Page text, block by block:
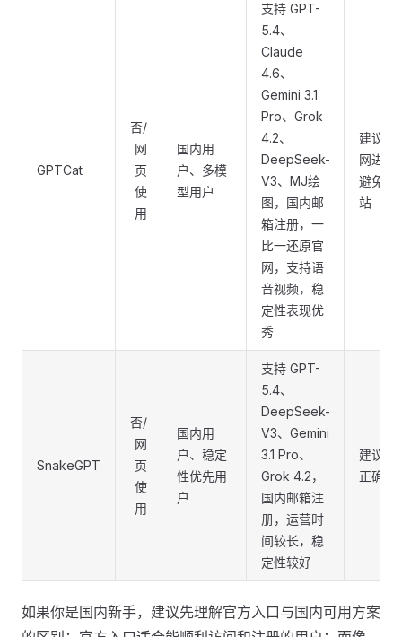
GPTCat
否/
网
页
使
用
国内用
户、多模
型用户
支持 GPT-
5.4、
Claude
4.6、
Gemini 3.1
Pro、Grok
4.2、
DeepSeek-
V3、MJ绘
图，国内邮
箱注册，一
比一还原官
网，支持语
音视频，稳
定性表现优
秀
建议从
网进入
避免仿
站
SnakeGPT
否/
网
页
使
用
国内用
户、稳定
性优先用
户
支持 GPT-
5.4、
DeepSeek-
V3、Gemini
3.1 Pro、
Grok 4.2，
国内邮箱注
册，运营时
间较长，稳
定性较好
建议收
正确入
如果你是国内新手，建议先理解官方入口与国内可用方案